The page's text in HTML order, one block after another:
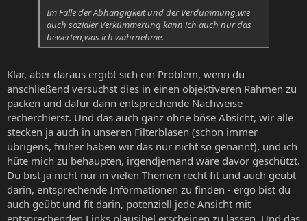
Im Falle der Abhängigkeit und der Verdummung,wie
auch sozialer Verkümmerung kann ich auch nur das
bewerten,was ich wahrnehme.
Klar, aber daraus ergibt sich ein Problem, wenn du
anschließend versuchst dies in einen objektiveren Rahmen zu
packen und dafür dann entsprechende Nachweise
recherchierst. Und das auch ganz ohne böse Absicht, wir alle
stecken ja auch in unseren Filterblasen (schon immer
übrigens, früher haben wir das nur nicht so genannt), und ich
hüte mich zu behaupten, irgendjemand wäre davor geschützt.
Du bist ja nicht nur in vielen Themen recht fit und auch geübt
darin, entsprechende Informationen zu finden - ergo bist du
auch geübt und fit darin, potenziell jede Ansicht mit
entsprechenden Links plausibel erscheinen zu lassen. Und das